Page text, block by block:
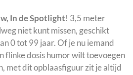
In de Spotlight! 3,5 meter
niet kunt missen, geschikt
0 tot 99 jaar. Of je nu iemand
flinke dosis humor wilt toevoegen
met dit opblaasfiguur zit je altijd